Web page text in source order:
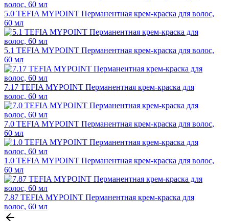
5.0 TEFIA MYPOINT Перманентная крем-краска для волос,
60 мл
5.1 TEFIA MYPOINT Перманентная крем-краска для волос,
60 мл
7.17 TEFIA MYPOINT Перманентная крем-краска для
волос, 60 мл
7.0 TEFIA MYPOINT Перманентная крем-краска для волос,
60 мл
1.0 TEFIA MYPOINT Перманентная крем-краска для волос,
60 мл
7.87 TEFIA MYPOINT Перманентная крем-краска для
волос, 60 мл